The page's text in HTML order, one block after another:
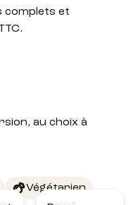
complets et
au choix à
Végétarien